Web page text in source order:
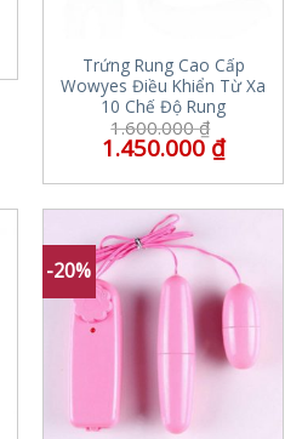
Trứng Rung Cao Cấp
Wowyes Điều Khiển Từ Xa
10 Chế Độ Rung
1.600.000₫
1.450.000₫
-20%